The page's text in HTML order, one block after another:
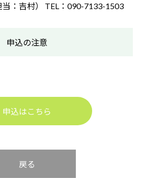
：吉村） TEL：090-7133-1503
申込の注意
申込はこちら
戻る